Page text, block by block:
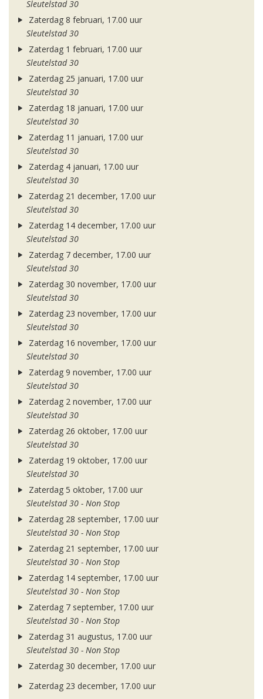
Sleutelstad 30
Zaterdag 8 februari, 17.00 uur
Sleutelstad 30
Zaterdag 1 februari, 17.00 uur
Sleutelstad 30
Zaterdag 25 januari, 17.00 uur
Sleutelstad 30
Zaterdag 18 januari, 17.00 uur
Sleutelstad 30
Zaterdag 11 januari, 17.00 uur
Sleutelstad 30
Zaterdag 4 januari, 17.00 uur
Sleutelstad 30
Zaterdag 21 december, 17.00 uur
Sleutelstad 30
Zaterdag 14 december, 17.00 uur
Sleutelstad 30
Zaterdag 7 december, 17.00 uur
Sleutelstad 30
Zaterdag 30 november, 17.00 uur
Sleutelstad 30
Zaterdag 23 november, 17.00 uur
Sleutelstad 30
Zaterdag 16 november, 17.00 uur
Sleutelstad 30
Zaterdag 9 november, 17.00 uur
Sleutelstad 30
Zaterdag 2 november, 17.00 uur
Sleutelstad 30
Zaterdag 26 oktober, 17.00 uur
Sleutelstad 30
Zaterdag 19 oktober, 17.00 uur
Sleutelstad 30
Zaterdag 5 oktober, 17.00 uur
Sleutelstad 30 - Non Stop
Zaterdag 28 september, 17.00 uur
Sleutelstad 30 - Non Stop
Zaterdag 21 september, 17.00 uur
Sleutelstad 30 - Non Stop
Zaterdag 14 september, 17.00 uur
Sleutelstad 30 - Non Stop
Zaterdag 7 september, 17.00 uur
Sleutelstad 30 - Non Stop
Zaterdag 31 augustus, 17.00 uur
Sleutelstad 30 - Non Stop
Zaterdag 30 december, 17.00 uur
Zaterdag 23 december, 17.00 uur